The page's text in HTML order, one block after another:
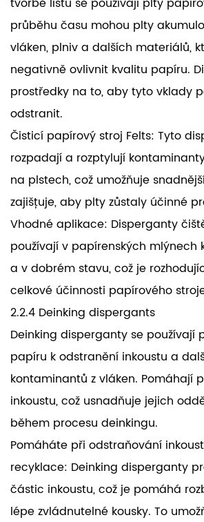
průběhu času mohou plty
vláken, plniv a dalších materiálů,
negativně ovlivnit kvalitu papíru.
prostředky na to, aby tyto vklady
odstranit.
Čisticí papírový stroj Felts: Tyto
rozpadají a rozptylují
na plstech, což umožňuje
zajišťuje, aby plty zůstaly účinné
Vhodné aplikace: Disperganty
používají v papírenských mlýnech
a v dobrém stavu, což je
celkové účinnosti papírového
2.2.4 Deinking dispergants
Deinking disperganty se používají
papíru k odstranění inkoustu a
kontaminantů z vláken. Pomáhají
inkoustu, což usnadňuje jejich
během procesu deinkingu.
Pomáháte při odstraňování
recyklace: Deinking disperganty
částic inkoustu, což je pomáhá
lépe zvládnutelné kousky. To